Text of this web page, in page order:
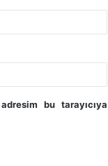
bu tarayıcıya